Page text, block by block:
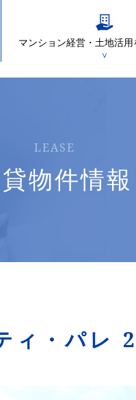
マンション経営・土地活
＞
LEASE
物件情報
ィ・パレ